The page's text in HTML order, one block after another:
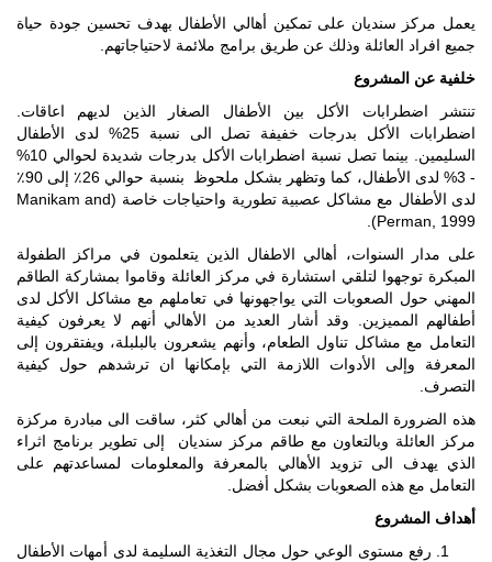
يعمل مركز سنديان على تمكين أهالي الأطفال بهدف تحسين جودة حياة
جميع افراد العائلة وذلك عن طريق برامج ملائمة لاحتياجاتهم.
خلفية عن المشروع
تنتشر اضطرابات الأكل بين الأطفال الصغار الذين لديهم اعاقات.
اضطرابات الأكل بدرجات خفيفة تصل الى نسبة 25% لدى الأطفال
السليمين. بينما تصل نسبة اضطرابات الأكل بدرجات شديدة لحوالي 10%
- 3% لدى الأطفال، كما وتظهر بشكل ملحوظ بنسبة حوالي 26٪ إلى 90٪
لدى الأطفال مع مشاكل عصبية تطورية واحتياجات خاصة (Manikam and
Perman, 1999).
على مدار السنوات، أهالي الاطفال الذين يتعلمون في مراكز الطفولة
المبكرة توجهوا لتلقي استشارة في مركز العائلة وقاموا بمشاركة الطاقم
المهني حول الصعوبات التي يواجهونها في تعاملهم مع مشاكل الأكل لدى
أطفالهم المميزين. وقد أشار العديد من الأهالي أنهم لا يعرفون كيفية
التعامل مع مشاكل تناول الطعام، وأنهم يشعرون بالبلبلة، ويفتقرون إلى
المعرفة وإلى الأدوات اللازمة التي بإمكانها ان ترشدهم حول كيفية
التصرف.
هذه الضرورة الملحة التي نبعت من أهالي كثر، ساقت الى مبادرة مركزة
مركز العائلة وبالتعاون مع طاقم مركز سنديان إلى تطوير برنامج اثراء
الذي يهدف الى تزويد الأهالي بالمعرفة والمعلومات لمساعدتهم على
التعامل مع هذه الصعوبات بشكل أفضل.
أهداف المشروع
رفع مستوى الوعي حول مجال التغذية السليمة لدى أمهات الأطفال